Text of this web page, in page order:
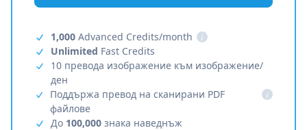
1,000 Advanced Credits/month
i
Unlimited Fast Credits
10 превода изображение към изображение/
ден
Поддържа превод на сканирани PDF
файлове
i
До 100,000 знака наведнъж